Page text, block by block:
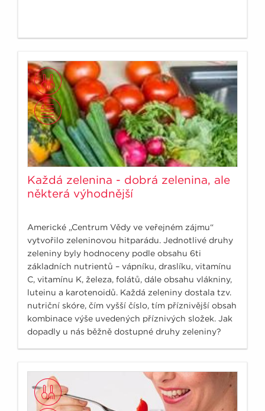
Každá zelenina - dobrá zelenina, ale
některá výhodnější
Americké „Centrum Vědy ve veřejném zájmu“
vytvořilo zeleninovou hitparádu. Jednotlivé druhy
zeleniny byly hodnoceny podle obsahu 6ti
základních nutrientů – vápníku, draslíku, vitamínu
C, vitamínu K, železa, folátů, dále obsahu vlákniny,
luteinu a karotenoidů. Každá zeleniny dostala tzv.
nutriční skóre, čím vyšší číslo, tím příznivější obsah
kombinace výše uvedených příznivých složek. Jak
dopadly u nás běžně dostupné druhy zeleniny?